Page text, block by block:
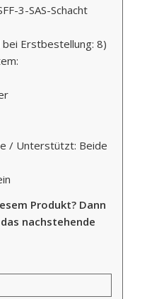
3-SAS-Schacht
Erstbestellung: 8)
/ Unterstützt: Beide
Produkt? Dann
nachstehende